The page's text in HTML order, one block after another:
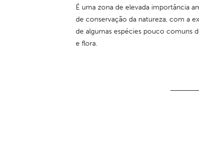
É uma zona de elevada importância
de conservação da natureza, com a
de algumas espécies pouco comuns
e flora.